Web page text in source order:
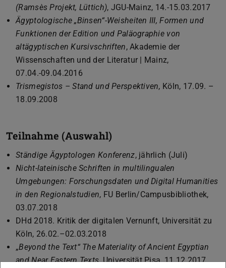
(Ramsès Projekt, Lüttich), JGU-Mainz, 14.-15.03.2017
Ägyptologische „Binsen“-Weisheiten III, Formen und
Funktionen der Edition und Paläographie von
altägyptischen Kursivschriften, Akademie der
Wissenschaften und der Literatur | Mainz,
07.04.-09.04.2016
Trismegistos – Stand und Perspektiven, Köln, 17.09. –
18.09.2008
Teilnahme (Auswahl)
Ständige Ägyptologen Konferenz, jährlich (Juli)
Nicht-lateinische Schriften in multilingualen
Umgebungen: Forschungsdaten und Digital Humanities
in den Regionalstudien, FU Berlin/Campusbibliothek,
03.07.2018
DHd 2018. Kritik der digitalen Vernunft, Universität zu
Köln, 26.02.–02.03.2018
„Beyond the Text“ The Materiality of Ancient Egyptian
and Near Eastern Texts, Universität Pisa, 11.12.2017